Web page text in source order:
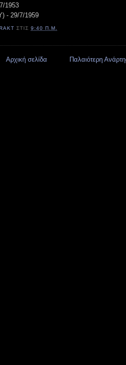
1953
- 29/7/1959
ΣΤΙΣ9:40 Π.Μ.
Παλαιότερη
Αρχική σελίδα